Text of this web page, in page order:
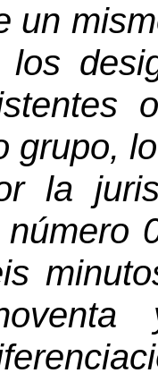
un
los
grupo,
la